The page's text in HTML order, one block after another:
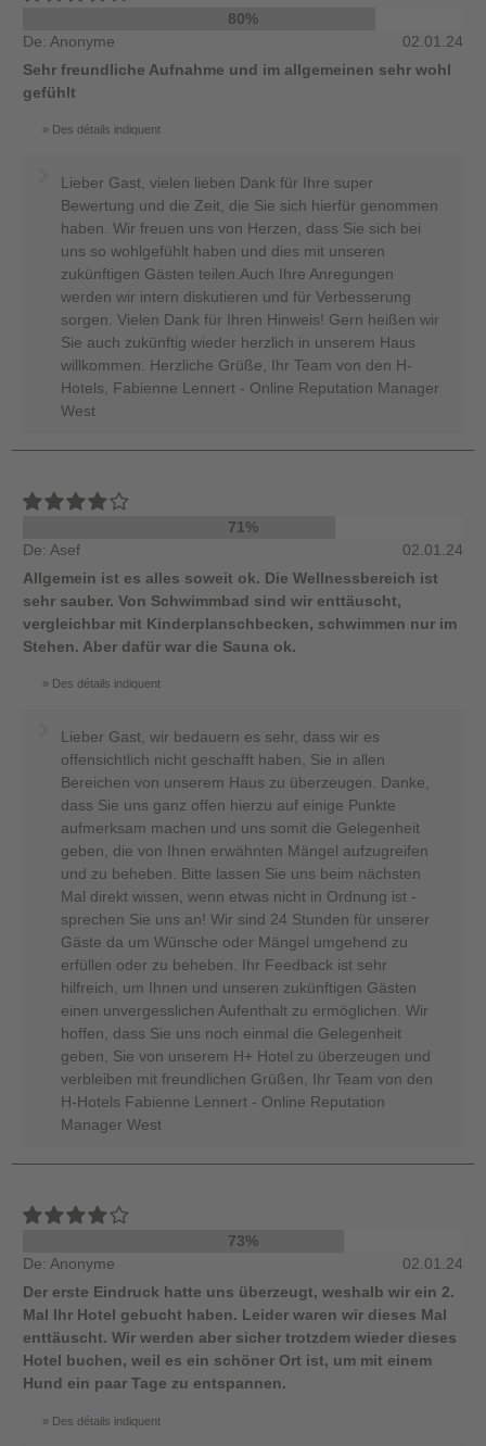
80%
De: Anonyme
02.01.24
Sehr freundliche Aufnahme und im allgemeinen sehr wohl
gefühlt
Des détails indiquent
Lieber Gast, vielen lieben Dank für Ihre super
Bewertung und die Zeit, die Sie sich hierfür genommen
haben. Wir freuen uns von Herzen, dass Sie sich bei
uns so wohlgefühlt haben und dies mit unseren
zukünftigen Gästen teilen.Auch Ihre Anregungen
werden wir intern diskutieren und für Verbesserung
sorgen. Vielen Dank für Ihren Hinweis! Gern heißen wir
Sie auch zukünftig wieder herzlich in unserem Haus
willkommen. Herzliche Grüße, Ihr Team von den H-
Hotels, Fabienne Lennert - Online Reputation Manager
West
71%
De: Asef
02.01.24
Allgemein ist es alles soweit ok. Die Wellnessbereich ist
sehr sauber. Von Schwimmbad sind wir enttäuscht,
vergleichbar mit Kinderplanschbecken, schwimmen nur im
Stehen. Aber dafür war die Sauna ok.
Des détails indiquent
Lieber Gast, wir bedauern es sehr, dass wir es
offensichtlich nicht geschafft haben, Sie in allen
Bereichen von unserem Haus zu überzeugen. Danke,
dass Sie uns ganz offen hierzu auf einige Punkte
aufmerksam machen und uns somit die Gelegenheit
geben, die von Ihnen erwähnten Mängel aufzugreifen
und zu beheben. Bitte lassen Sie uns beim nächsten
Mal direkt wissen, wenn etwas nicht in Ordnung ist -
sprechen Sie uns an! Wir sind 24 Stunden für unserer
Gäste da um Wünsche oder Mängel umgehend zu
erfüllen oder zu beheben. Ihr Feedback ist sehr
hilfreich, um Ihnen und unseren zukünftigen Gästen
einen unvergesslichen Aufenthalt zu ermöglichen. Wir
hoffen, dass Sie uns noch einmal die Gelegenheit
geben, Sie von unserem H+ Hotel zu überzeugen und
verbleiben mit freundlichen Grüßen, Ihr Team von den
H-Hotels Fabienne Lennert - Online Reputation
Manager West
73%
De: Anonyme
02.01.24
Der erste Eindruck hatte uns überzeugt, weshalb wir ein 2.
Mal Ihr Hotel gebucht haben. Leider waren wir dieses Mal
enttäuscht. Wir werden aber sicher trotzdem wieder dieses
Hotel buchen, weil es ein schöner Ort ist, um mit einem
Hund ein paar Tage zu entspannen.
Des détails indiquent